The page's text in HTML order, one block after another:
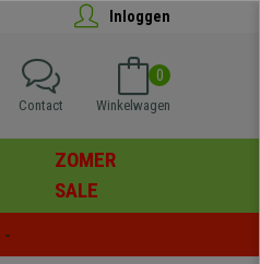
Inloggen
0
Winkelwagen
Contact
ZOMER
SALE
-